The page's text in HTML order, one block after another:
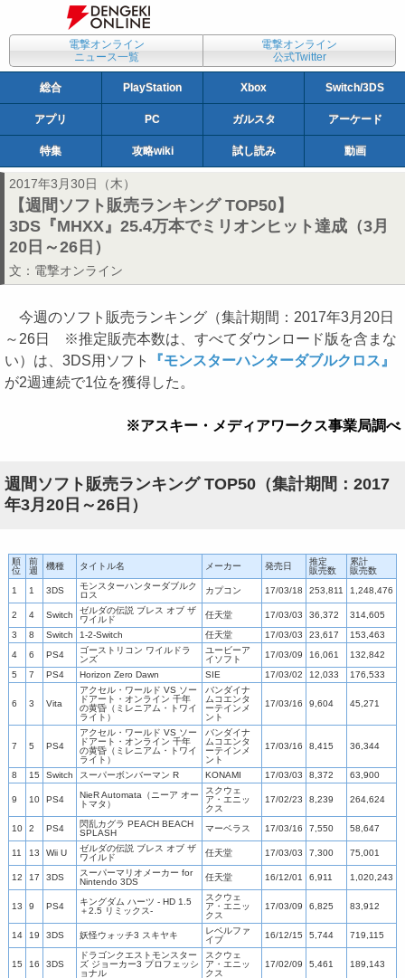
電撃オンライン
ニュース一覧
電撃オンライン
公式Twitter
総合 PlayStation Xbox Switch/3DS
アプリ PC ガルスタ アーケード
特集 攻略wiki 試し読み 動画
2017年3月30日（木）
【週間ソフト販売ランキング TOP50】
3DS『MHXX』25.4万本でミリオンヒット達成（3月
20日～26日）
文： 電撃オンライン
今週のソフト販売ランキング（集計期間：2017年3月20日
～26日 ※推定販売本数は、すべてダウンロード版を含まな
い）は、3DS用ソフト
『モンスターハンターダブルクロス』
が2週連続で1位を獲得した。
※アスキー・メディアワークス事業局調べ
週間ソフト販売ランキング TOP50（集計期間：2017
年3月20日～26日）
順
位
前
週
機種 タイトル名 メーカー 発売日
推定
販売数
累計
販売数
1
1 3DS
モンスターハンターダブルク
ロス
カプコン 17/03/18 253,811 1,248,476
2 4 Switch
ゼルダの伝説 ブレス オブ ザ
ワイルド
任天堂 17/03/03 36,372
314,605
3
8 Switch 1-2-Switch 任天堂 17/03/03 23,617
153,463
4
6 PS4
ゴーストリコン ワイルドラ
ンズ
ユービーア
イソフト
17/03/09 16,061
132,842
5
7 PS4 Horizon Zero Dawn SIE 17/03/02 12,033 176,533
6 3 Vita
アクセル・ワールド VS ソー
ドアート・オンライン 千年
の黄昏（ミレニアム・トワイ
ライト）
バンダイナ
ムコエンタ
ーテインメ
ント
17/03/16 9,604 45,271
7 5 PS4
アクセル・ワールド VS ソー
ドアート・オンライン 千年
の黄昏（ミレニアム・トワイ
ライト）
バンダイナ
ムコエンタ
ーテインメ
ント
17/03/16 8,415 36,344
8 15 Switch スーパーボンバーマン R KONAMI 17/03/03 8,372 63,900
9 10 PS4
NieR Automata（ニーア オー
トマタ）
スクウェ
ア・エニッ
クス
17/02/23 8,239 264,624
10 2 PS4
閃乱カグラ PEACH BEACH
SPLASH
マーベラス 17/03/16 7,550 58,647
11 13 Wii U
ゼルダの伝説 ブレス オブ ザ
ワイルド
任天堂 17/03/03 7,300 75,001
12 17 3DS
スーパーマリオメーカー for
Nintendo 3DS
任天堂 16/12/01 6,911 1,020,243
13 9 PS4
キングダム ハーツ - HD 1.5
＋2.5 リミックス-
スクウェ
ア・エニッ
クス
17/03/09 6,825 83,912
14 19 3DS 妖怪ウォッチ3 スキヤキ
レベルファ
イブ
16/12/15 5,744 719,115
15 16 3DS
ドラゴンクエストモンスター
ズ ジョーカー3 プロフェッシ
ョナル
スクウェ
ア・エニッ
クス
17/02/09 5,461 189,143